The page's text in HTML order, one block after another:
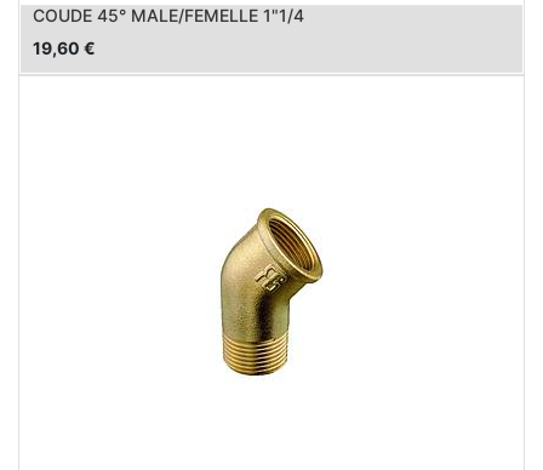
COUDE 45° MALE/FEMELLE 1"1/4
19,60 €